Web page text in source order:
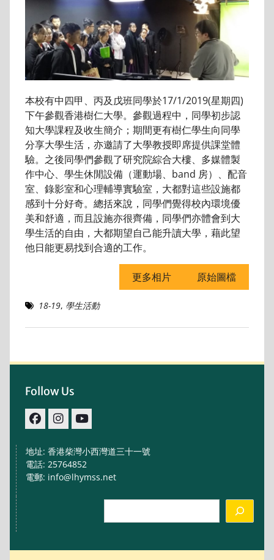
本校有中四甲、丙及戊班同學於17/1/2019(星期四)
下午參觀香港樹仁大學。參觀過程中，同學初步認
知大學課程及收生簡介；期間更有樹仁學生向同學
分享大學生活，亦邀請了大學教授即席提供課堂體
驗。之後同學們參觀了研究院綜合大樓、多媒體製
作中心、學生休閒設備（運動場、band 房）、配音
室、錄影室和心理輔導實驗室，大都對這些設施都
感到十分好奇。總括來說，同學們覺得校內環境優
美和舒適，而且設施亦很齊備，同學們亦體會到大
學生活的自由，大都期望自己能升讀大學，藉此望
他日能更易找到合適的工作。
更多相片 原始圖檔
18-19, 學生活動
Follow Us
地址: 香港柴灣小西灣道三十一號
電話: 25764852
電郵: info@lhymss.net